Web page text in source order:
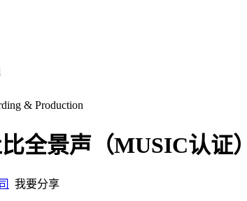
& Production
全景声（MUSIC认证
我要分享